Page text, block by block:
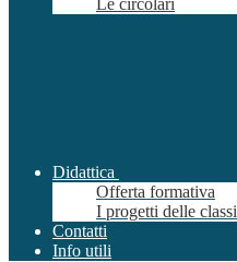
Le circolari
Didattica
Offerta formativa
I progetti delle classi
Contatti
Info utili